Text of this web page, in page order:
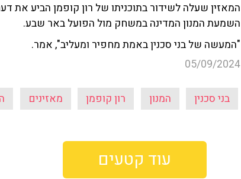
המאזין שעלה לשידור בתוכניתו של רון קופמן הביע את
השמעת המנון המדינה במשחק מול הפועל באר שבע.
"המעשה של בני סכנין באמת מחפיר ומעליב", אמר.
05/09/2024
בני סכנין המנון רון קופמן מאזינים
עוד קטעים